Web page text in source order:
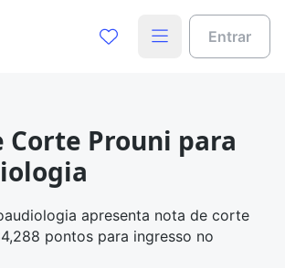
Entrar
Corte Prouni para
apresenta nota de corte
pontos para ingresso no